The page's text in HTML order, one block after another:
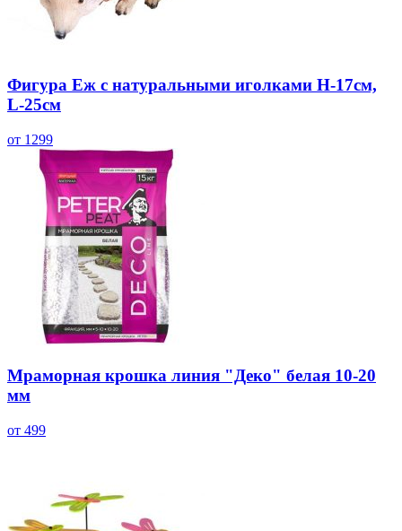
Фигура Еж с натуральными иголками Н-17см,
L-25cм
от 1299
Мраморная крошка линия "Деко" белая 10-20
мм
от 499